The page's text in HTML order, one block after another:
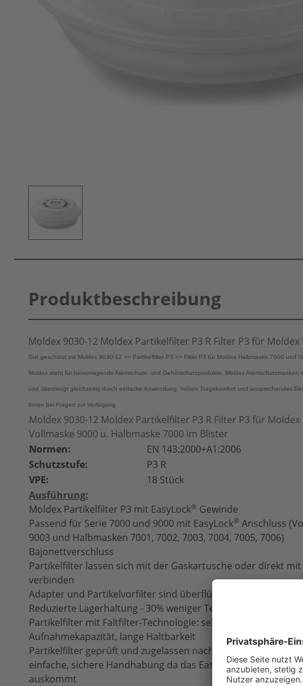
Produktbeschreibung
Moldex 9030-12 Moldex Partikelfilter P3 R Filter P3 für
Gut geschützt mit Moldex 9030-12 >> Partikelfilter P3 >> Filter P3 für Moldex Halbmaske 7000 und
Moldex steht für hervorragende Atemschutz- und Gehörschutzprodukte. Moldex
und überzeugt gleichzeitig durch einfache Anwendung, hohen Tragekomfort und ansprechendes
Ihnen bei Fragen zur Verfügung.
Moldex 9030-12 Moldex Partikelfilter P3 R Filter P3 für Moldex
Vollmaske 9000 u. Halbmaske 7000 im Blister
Normen:
EN 143:2000+A1:2006
Schutzstufe:
P3 R
VPE:
18 Stück
Ausführung:
Moldex Partikelfilter P3 mit EasyLock® Gewinde
Passend für Serie 7000 und 9000 mit EasyLock® Anschluss
9003 und Halbmasken 7001, 7002, 7003, 7004, 7005, 7006)
Bajonettverschluss
Partikelfilter lassen sich mit der Gaskartusche oder direkt
verbinden
Adapter und Partikelvorfilter sind überflüssig
Reduzierte Lagerhaltung - 30% weniger Teile
Partikelfilter mit Faltfilter-Technologie: sehr geringer
Aufnahmekapazität, lange Haltbarkeit
Partikelfilter geprüft und zugelassen nach EN
einfache, sichere Handhabung da das EasyLock®­System
auskommt